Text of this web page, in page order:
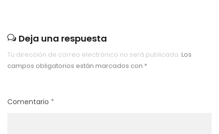
Deja una respuesta
Tu dirección de correo electrónico no será publicada. Los
campos obligatorios están marcados con *
Comentario *